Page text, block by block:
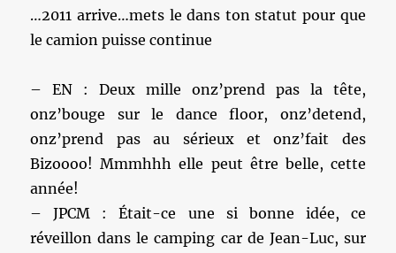
…2011 arrive…mets le dans ton statut pour que
le camion puisse continue
– EN : Deux mille onz’prend pas la tête,
onz’bouge sur le dance floor, onz’detend,
onz’prend pas au sérieux et onz’fait des
Bizoooo! Mmmhhh elle peut être belle, cette
année!
– JPCM : Était-ce une si bonne idée, ce
réveillon dans le camping car de Jean-Luc, sur